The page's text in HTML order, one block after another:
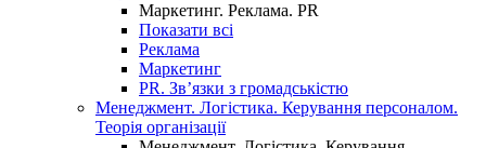
Маркетинг. Реклама. PR
Показати всі
Реклама
Маркетинг
PR. Зв’язки з громадськістю
Менеджмент. Логістика. Керування персоналом.
Теорія організації